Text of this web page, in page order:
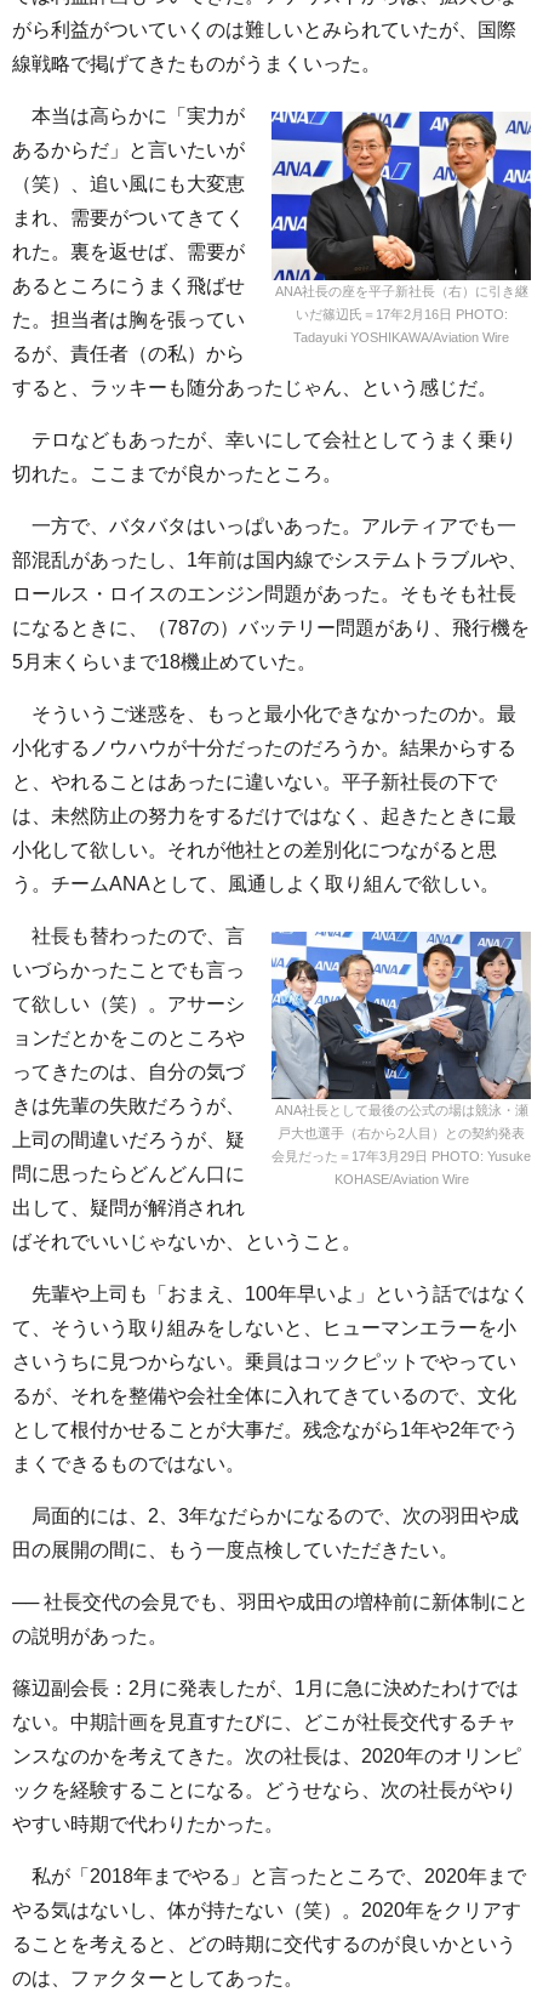
がら利益がついていくのは難しいとみられていたが、国際
線戦略で掲げてきたものがうまくいった。
ANA社長の座を平子新社長（右）に引き継
いだ篠辺氏＝17年2月16日 PHOTO:
Tadayuki YOSHIKAWA/Aviation Wire
本当は高らかに「実力が
あるからだ」と言いたいが
（笑）、追い風にも大変恵
まれ、需要がついてきてく
れた。裏を返せば、需要が
あるところにうまく飛ばせ
た。担当者は胸を張ってい
るが、責任者（の私）から
すると、ラッキーも随分あったじゃん、という感じだ。
テロなどもあったが、幸いにして会社としてうまく乗り
切れた。ここまでが良かったところ。
一方で、バタバタはいっぱいあった。アルティアでも一
部混乱があったし、1年前は国内線でシステムトラブルや、
ロールス・ロイスのエンジン問題があった。そもそも社長
になるときに、（787の）バッテリー問題があり、飛行機を
5月末くらいまで18機止めていた。
そういうご迷惑を、もっと最小化できなかったのか。最
小化するノウハウが十分だったのだろうか。結果からする
と、やれることはあったに違いない。平子新社長の下で
は、未然防止の努力をするだけではなく、起きたときに最
小化して欲しい。それが他社との差別化につながると思
う。チームANAとして、風通しよく取り組んで欲しい。
ANA社長として最後の公式の場は競泳・瀬
戸大也選手（右から2人目）との契約発表
会見だった＝17年3月29日 PHOTO: Yusuke
KOHASE/Aviation Wire
社長も替わったので、言
いづらかったことでも言っ
て欲しい（笑）。アサーシ
ョンだとかをこのところや
ってきたのは、自分の気づ
きは先輩の失敗だろうが、
上司の間違いだろうが、疑
問に思ったらどんどん口に
出して、疑問が解消されれ
ばそれでいいじゃないか、ということ。
先輩や上司も「おまえ、100年早いよ」という話ではなく
て、そういう取り組みをしないと、ヒューマンエラーを小
さいうちに見つからない。乗員はコックピットでやってい
るが、それを整備や会社全体に入れてきているので、文化
として根付かせることが大事だ。残念ながら1年や2年でう
まくできるものではない。
局面的には、2、3年なだらかになるので、次の羽田や成
田の展開の間に、もう一度点検していただきたい。
── 社長交代の会見でも、羽田や成田の増枠前に新体制にと
の説明があった。
篠辺副会長：2月に発表したが、1月に急に決めたわけでは
ない。中期計画を見直すたびに、どこが社長交代するチャ
ンスなのかを考えてきた。次の社長は、2020年のオリンピ
ックを経験することになる。どうせなら、次の社長がやり
やすい時期で代わりたかった。
私が「2018年までやる」と言ったところで、2020年まで
やる気はないし、体が持たない（笑）。2020年をクリアす
ることを考えると、どの時期に交代するのが良いかという
のは、ファクターとしてあった。